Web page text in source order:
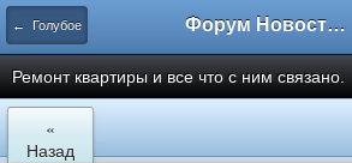
← Голубое Форум Новостройки
Ремонт квартиры и все что с ним связано.
«
Назад